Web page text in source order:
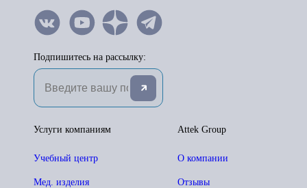
Подпишитесь на рассылку:
Attek Group
О компании
Отзывы
Услуги компаниям
Учебный центр
Мед. изделия